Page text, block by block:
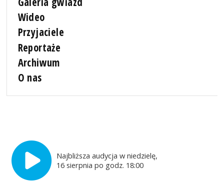
Wideo
Przyjaciele
Reportaże
Archiwum
O nas
Najbliższa audycja w niedzielę,
16 sierpnia po godz. 18:00